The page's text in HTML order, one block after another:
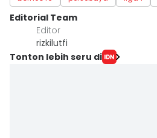
Editorial Team
Editor
rizkilutfi
Tonton lebih seru di